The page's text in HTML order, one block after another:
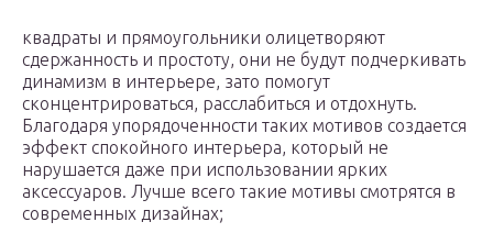
квадраты и прямоугольники олицетворяют
сдержанность и простоту, они не будут подчеркивать
динамизм в интерьере, зато помогут
сконцентрироваться, расслабиться и отдохнуть.
Благодаря упорядоченности таких мотивов создается
эффект спокойного интерьера, который не
нарушается даже при использовании ярких
аксессуаров. Лучше всего такие мотивы смотрятся в
современных дизайнах;